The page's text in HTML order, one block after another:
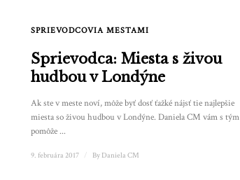
SPRIEVODCOVIA MESTAMI
Sprievodca: Miesta s živou
hudbou v Londýne
Ak ste v meste noví, môže byť dosť ťažké nájsť tie najlepšie
miesta so živou hudbou v Londýne. Daniela CM vám s tým
pomôže ...
9. februára 2017 By Daniela CM